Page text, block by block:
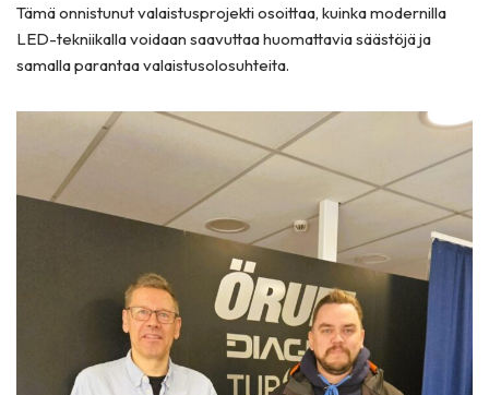
Tämä onnistunut valaistusprojekti osoittaa, kuinka modernilla
LED-tekniikalla voidaan saavuttaa huomattavia säästöjä ja
samalla parantaa valaistusolosuhteita.